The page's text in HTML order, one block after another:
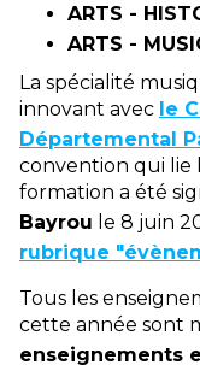
ARTS -
ARTS -
La spécialité
innovant avec le
Départemental
convention qui lie
formation a été
Bayrou le 8 juin
rubrique
Tous les
cette année sont
enseignements